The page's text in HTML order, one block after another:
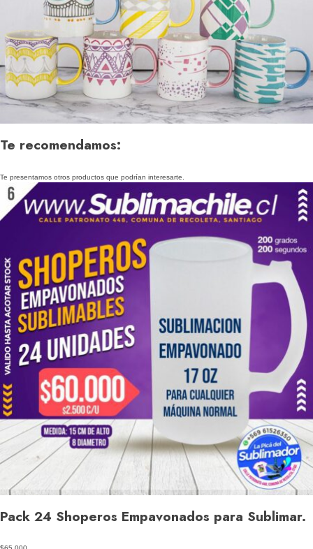
Te recomendamos:
Te presentamos otros productos que podrían interesarte.
Pack 24 Shoperos Empavonados para Sublimar.